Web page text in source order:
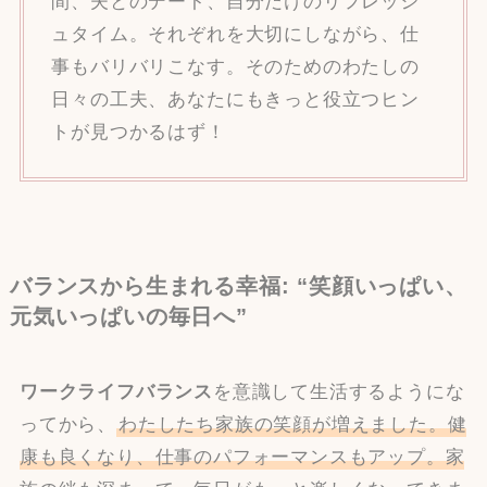
ュタイム。それぞれを大切にしながら、仕
事もバリバリこなす。そのためのわたしの
日々の工夫、あなたにもきっと役立つヒン
トが見つかるはず！
バランスから生まれる幸福: “笑顔いっぱい、
元気いっぱいの毎日へ”
ワークライフバランス を意識して生活するようにな
ってから、
わたしたち家族の笑顔が増えました。健
康も良くなり、仕事のパフォーマンスもアップ。家